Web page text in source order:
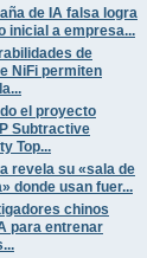
de IA falsa logra
inicial a empresa...
de
NiFi permiten
el proyecto
Subtractive
Top...
revela su «sala de
donde usan fuer...
chinos
para entrenar